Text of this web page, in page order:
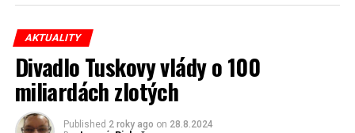
politický tým. Pouze to vám dává šanci skutečně řešit
problémy. Hosty Fóra jsou prezidenti, předsedové vlád,
ministři, politici a představitelé samosprávy, prezidenti
korporací, lidé z kultury, renomovaní vědci, novináři a
zástupci nevládních organizací.
Důkladná analýza trendů prováděná odborníky z
AKTUALITY
Divadlo Tuskovy vlády o 100
miliardách zlotých
Published 2 roky ago on 28.8.2024